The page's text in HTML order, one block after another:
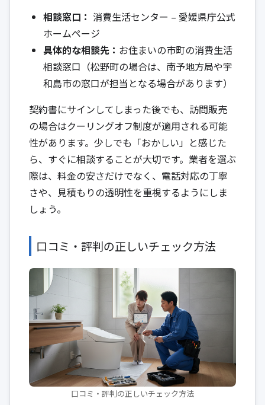
相談窓口： 消費生活センター – 愛媛県庁公式
ホームページ
具体的な相談先： お住まいの市町の消費生活
相談窓口（松野町の場合は、南予地方局や宇
和島市の窓口が担当となる場合があります）
契約書にサインしてしまった後でも、訪問販売
の場合はクーリングオフ制度が適用される可能
性があります。少しでも「おかしい」と感じた
ら、すぐに相談することが大切です。業者を選ぶ
際は、料金の安さだけでなく、電話対応の丁寧
さや、見積もりの透明性を重視するようにしま
しょう。
口コミ・評判の正しいチェック方法
口コミ・評判の正しいチェック方法